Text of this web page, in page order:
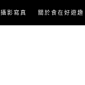
攝影寫真 關於食在好遊趣